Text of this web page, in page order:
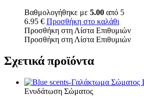
Βαθμολογήθηκε με 5.00 από 5
6.95 € Προσθήκη στο καλάθι
Προσθήκη στη Λίστα Επιθυμιών
Προσθήκη στη Λίστα Επιθυμιών
Σχετικά προϊόντα
Ενυδάτωση Σώματος